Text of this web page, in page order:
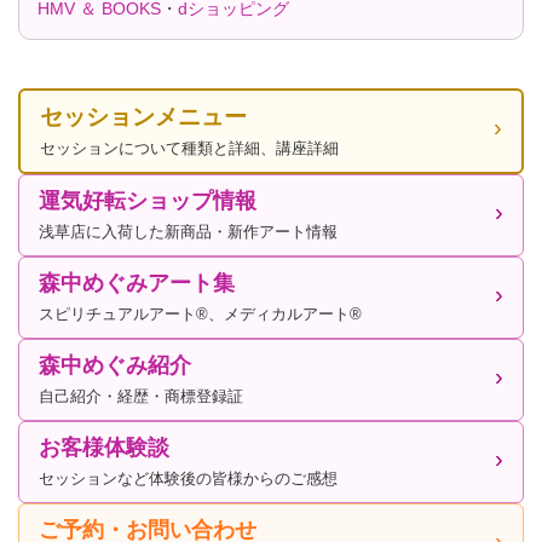
HMV ＆ BOOKS ・ dショッピング
セッションメニュー
セッションについて種類と詳細、講座詳細
運気好転ショップ情報
浅草店に入荷した新商品・新作アート情報
森中めぐみアート集
スピリチュアルアート®、メディカルアート®
森中めぐみ紹介
自己紹介・経歴・商標登録証
お客様体験談
セッションなど体験後の皆様からのご感想
ご予約・お問い合わせ